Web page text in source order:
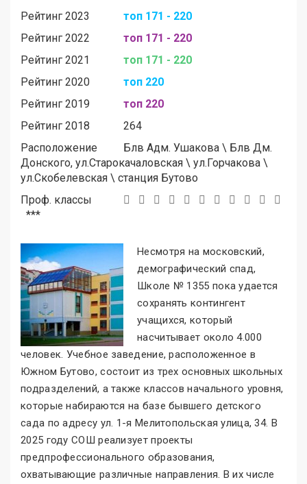
Рейтинг 2023
топ 171 - 220
Рейтинг 2022
топ 171 - 220
Рейтинг 2021
топ 171 - 220
Рейтинг 2020
топ 220
Рейтинг 2019
топ 220
Рейтинг 2018
264
Расположение
Блв Адм. Ушакова \ Блв Дм.
Донского, ул.Старокачаловская \ ул.Горчакова \
ул.Скобелевская \ станция Бутово
Проф. классы
***
Несмотря на московский,
демографический спад,
Школе № 1355 пока удается
сохранять контингент
учащихся, который
насчитывает около 4.000
человек. Учебное заведение, расположенное в
Южном Бутово, состоит из трех основных школьных
подразделений, а также классов начального уровня,
которые набираются на базе бывшего детского
сада по адресу ул. 1-я Мелитопольская улица, 34. В
2025 году СОШ реализует проекты
предпрофессионального образования,
охватывающие различные направления. В их числе